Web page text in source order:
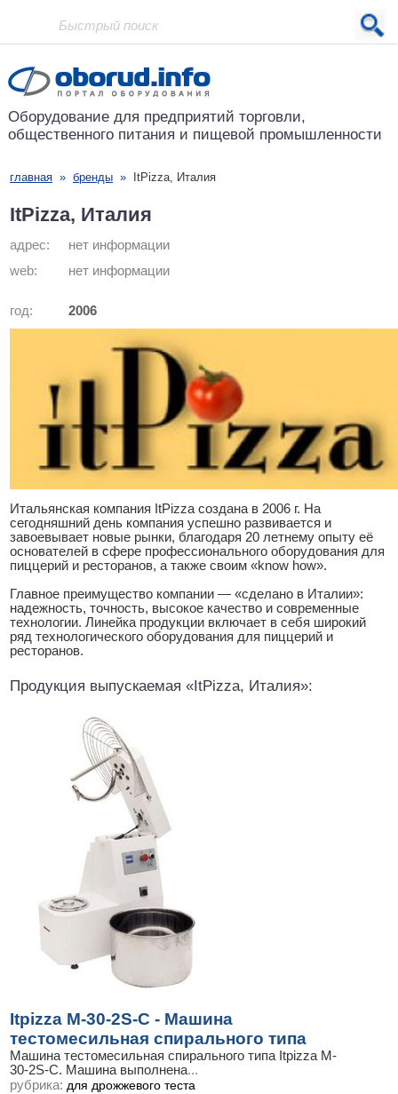
Проект основан в 2001 году
Оборудование для предприятий торговли,
общественного питания и пищевой промышленности
главная » бренды » ItPizza, Италия
ItPizza, Италия
адрес:
нет информации
web:
нет информации
год: 2006
Итальянская компания ItPizza создана в 2006 г. На
сегодняшний день компания успешно развивается и
завоевывает новые рынки, благодаря 20 летнему опыту её
основателей в сфере профессионального оборудования для
пиццерий и ресторанов, а также своим «know how».
Главное преимущество компании — «сделано в Италии»:
надежность, точность, высокое качество и современные
технологии. Линейка продукции включает в себя широкий
ряд технологического оборудования для пиццерий и
ресторанов.
Продукция выпускаемая «ItPizza, Италия»:
Itpizza M-30-2S-С - Машина
тестомесильная спирального типа
Машина тестомесильная спирального типа Itpizza M-
30-2S-С. Машина выполнена...
рубрика: для дрожжевого теста